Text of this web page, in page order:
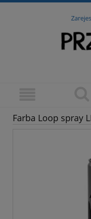
Farba Loop spray